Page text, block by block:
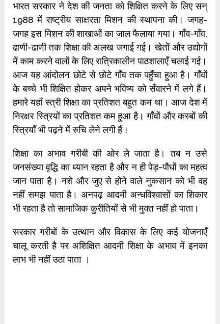
भारत सरकार ने देश की जनता को शिक्षित करने के लिए सन्
1988 में राष्ट्रीय साक्षरता मिशन की स्थापना की। जगह-
जगह इस मिशन की शाखाओं का जाल फैलाया गया। गाँव-गाँव,
ढाणी-ढाणी तक शिक्षा की अलख जगाई गई। खेतों और उद्योगों
में काम करने वालों के लिए रात्रिकालीन पाठशालाएँ चलाई गई।
आज यह आंदोलन छोटे से छोटे गाँव तक पहुँचा हुआ है। गाँवों
के बच्चे भी शिक्षित होकर अपने भविष्य को सँवारने में लगे हैं।
हमारे यहाँ स्त्री शिक्षा का प्रतिशत बहुत कम था। आज देश में
निरक्षर स्त्रियों का प्रतिशत कम हुआ है। गाँवों और कस्बों की
स्त्रियाँ भी पढ़ने में रुचि लेने लगी हैं।
शिक्षा का अभाव गरीबी की ओर ले जाता है। तब न उसे
जनसंख्या वृद्धि का ध्यान रहता है और न ही पेड़-पौधों का महत्व
जान पाता है। नशे और जुए से होने वाले नुकसान को भी वह
नहीं समझ पाता है। अनपढ़ आदमी अन्धविश्वासों का शिकार
भी रहता है तो सामाजिक कुरीतियों से भी मुक्त नहीं हो पाता।
सरकार गरीबों के उत्थान और विकास के लिए कई योजनाएँ
चालू करती है पर अशिक्षित आदमी शिक्षा के अभाव में इनका
लाभ भी नहीं उठा पाता ।